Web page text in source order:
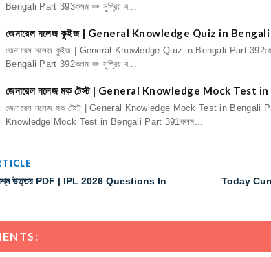
Bengali Part 393কলম ✏ সুপ্রিয় ব...
জেনারেল নলেজ কুইজ | General Knowledge Quiz in
জেনারেল নলেজ কুইজ | General Knowledge Quiz in Bengali Part
Bengali Part 392কলম ✏ সুপ্রিয় ব...
জেনারেল নলেজ মক টেস্ট | General Knowledge Mock Test
জেনারেল নলেজ মক টেস্ট | General Knowledge Mock Test in Bengali
Knowledge Mock Test in Bengali Part 391কলম...
উত্তর PDF | IPL 2026 Questions In
Today